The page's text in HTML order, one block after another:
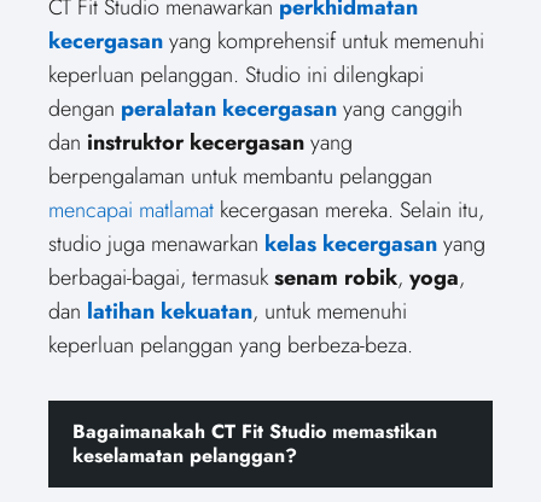
CT Fit Studio menawarkan perkhidmatan
kecergasanyang komprehensif untuk memenuhi
keperluan pelanggan. Studio ini dilengkapi
dengan peralatan kecergasanyang canggih
dan instruktor kecergasanyang
berpengalaman untuk membantu pelanggan
mencapai matlamat kecergasan mereka. Selain itu,
studio juga menawarkan kelas kecergasanyang
berbagai-bagai, termasuksenam robik, yoga,
dan latihan kekuatan, untuk memenuhi
keperluan pelanggan yang berbeza-beza.
Bagaimanakah CT Fit Studio memastikan
keselamatan pelanggan?